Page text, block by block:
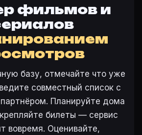
Обещание кровати (1969) — на
«Обещание кровати» (1969) в
«Обещание кровати (1969)»:
кровати» (1969)?
Ford. В фильме «Обещание
кровати (1969)» на Movie
о премьере «Обещание
кровати (1969)» на Movie
фильмов и
базу, отмечайте что уже
совместный список с
Планируйте дома
билеты — сервис
вовремя. Оценивайте,